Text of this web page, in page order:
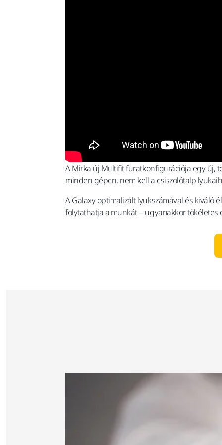
A Mirka új Multifit furatkonfigurációja egy új,
minden gépen, nem kell a csiszolótalp
A Galaxy optimalizált lyukszámával és kiváló
folytathatja a munkát – ugyanakkor tökéletes